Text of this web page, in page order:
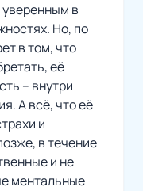
в
Но, по
в том, что
её
– внутри
А всё, что её
и
в течение
и не
ментальные